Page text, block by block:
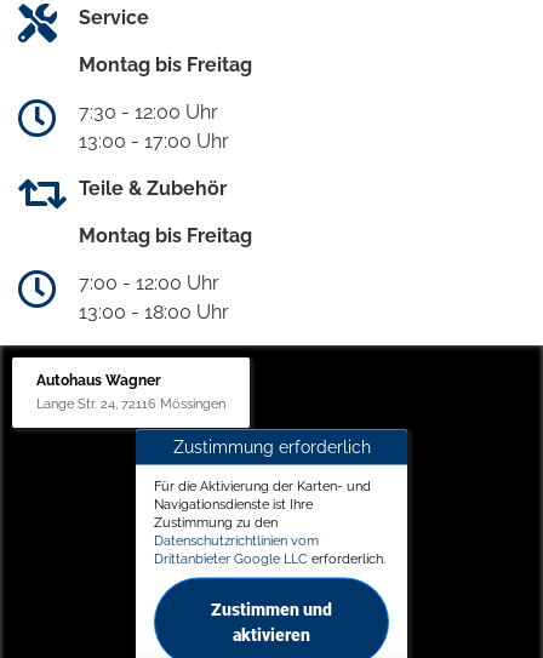
Service
Montag bis Freitag
7:30 - 12:00 Uhr
13:00 - 17:00 Uhr
Teile & Zubehör
Montag bis Freitag
7:00 - 12:00 Uhr
13:00 - 18:00 Uhr
Autohaus Wagner
Lange Str. 24, 72116 Mössingen
Zustimmung erforderlich
Für die Aktivierung der Karten- und
Navigationsdienste ist Ihre
Zustimmung zu den
Datenschutzrichtlinien vom
Drittanbieter Google LLC erforderlich.
Zustimmen und
aktivieren